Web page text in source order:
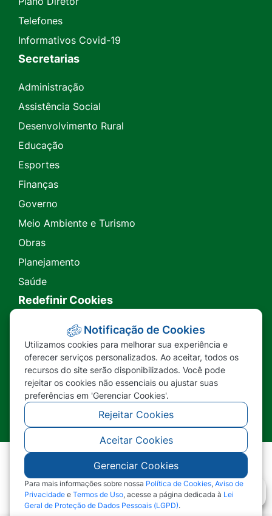
Telefones
Informativos Covid-19
Secretarias
Administração
Assistência Social
Desenvolvimento Rural
Educação
Esportes
Finanças
Governo
Meio Ambiente e Turismo
Obras
Planejamento
Saúde
Redefinir Cookies
Transparência
Ouvidoria
SIC
©2026 - Prefeitura Municipal de Nova Lacerda -
MT - Todos os direitos reservados
Notificação de Cookies
Utilizamos cookies para melhorar sua experiência e
oferecer serviços personalizados. Ao aceitar, todos os
recursos do site serão disponibilizados. Você pode
rejeitar os cookies não essenciais ou ajustar suas
preferências em 'Gerenciar Cookies'.
Rejeitar Cookies
Aceitar Cookies
Gerenciar Cookies
Para mais informações sobre nossa Política de Cookies, Aviso de
Privacidade e Termos de Uso, acesse a página dedicada à Lei
Geral de Proteção de Dados Pessoais (LGPD).